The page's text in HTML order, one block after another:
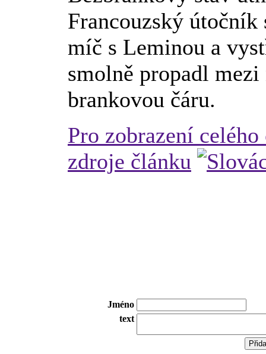
Francouzský útočník
míč s Leminou a
smolně propadl mezi
brankovou čáru.
Pro zobrazení
zdroje článku
Jméno
text